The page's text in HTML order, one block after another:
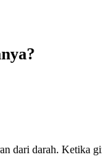
dari darah. Ketika